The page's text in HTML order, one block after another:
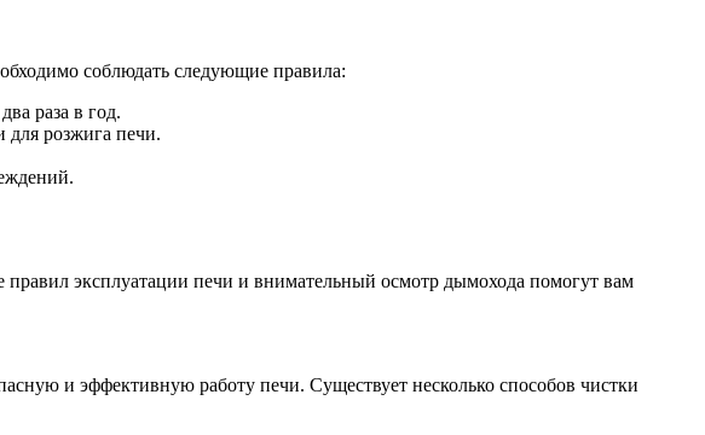
соблюдать следующие правила:
раза в год.
розжига печи.
эксплуатации печи и внимательный осмотр дымохода помогут вам
и эффективную работу печи. Существует несколько способов чистки